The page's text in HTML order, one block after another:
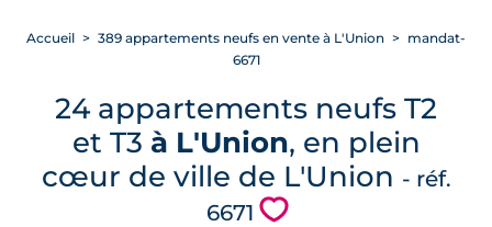
Accueil 389 appartements neufs en vente à L'Union
mandat-
6671
24 appartements neufs T2
et T3 à L'Union, en plein
cœur de ville de L'Union - réf.
6671 💗